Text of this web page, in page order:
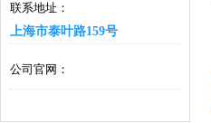
联系地址：
上海市泰叶路159号
公司官网：